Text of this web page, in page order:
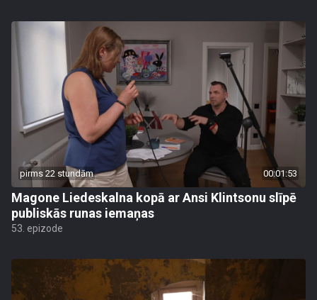
pirms 22 stundām 00:01:53
Magone Liedeskalna kopā ar Ansi Klintsonu slīpē
publiskās runas iemaņas
53. epizode